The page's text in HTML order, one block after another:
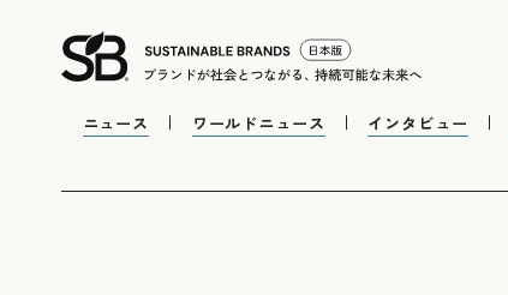
ニュース ワールドニュース インタビュー